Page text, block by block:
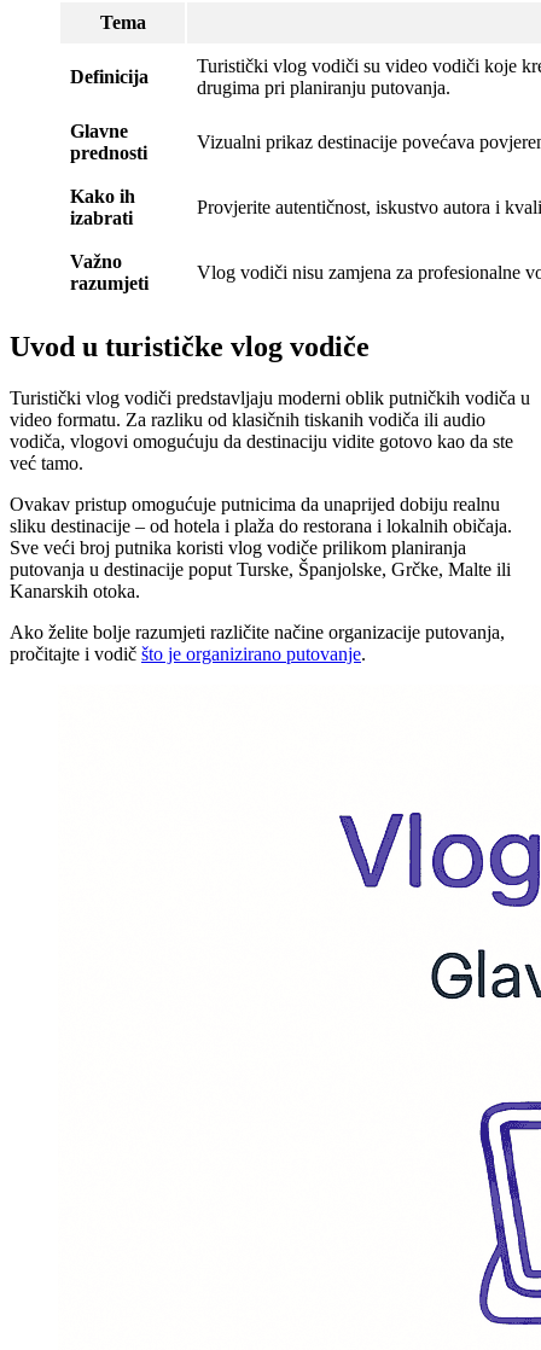
Tema
Definicija
Turistički vlog vodiči su video vodiči koje
drugima pri planiranju putovanja.
Glavne
prednosti
Vizualni prikaz destinacije povećava
Kako ih
izabrati
Provjerite autentičnost, iskustvo autora i
Važno
razumjeti
Vlog vodiči nisu zamjena za profesionalne
Uvod u turističke vlog vodiče
Turistički vlog vodiči predstavljaju moderni oblik putničkih vodiča u
video formatu. Za razliku od klasičnih tiskanih vodiča ili audio
vodiča, vlogovi omogućuju da destinaciju vidite gotovo kao da ste
već tamo.
Ovakav pristup omogućuje putnicima da unaprijed dobiju realnu
sliku destinacije – od hotela i plaža do restorana i lokalnih običaja.
Sve veći broj putnika koristi vlog vodiče prilikom planiranja
putovanja u destinacije poput Turske, Španjolske, Grčke, Malte ili
Kanarskih otoka.
Ako želite bolje razumjeti različite načine organizacije putovanja,
pročitajte i vodič što je organizirano putovanje.